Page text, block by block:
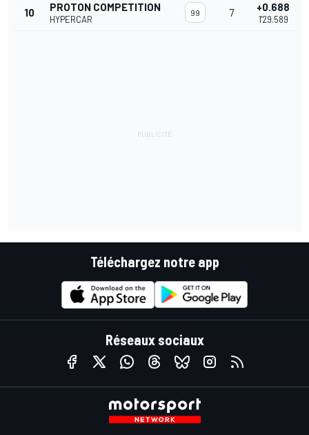
10 PROTON COMPETITION
HYPERCAR
99 7 +0.688
1'29.589
Téléchargez notre app
Réseaux sociaux